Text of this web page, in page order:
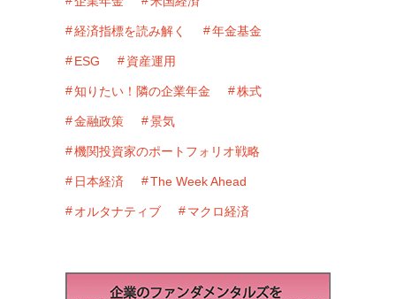
経済指標を読み解く 年金基金
ESG 資産運用
知りたい！隣の企業年金 株式
金融政策 景気
機関投資家のポートフォリオ戦略
日本経済 The Week Ahead
オルタナティブ マクロ経済